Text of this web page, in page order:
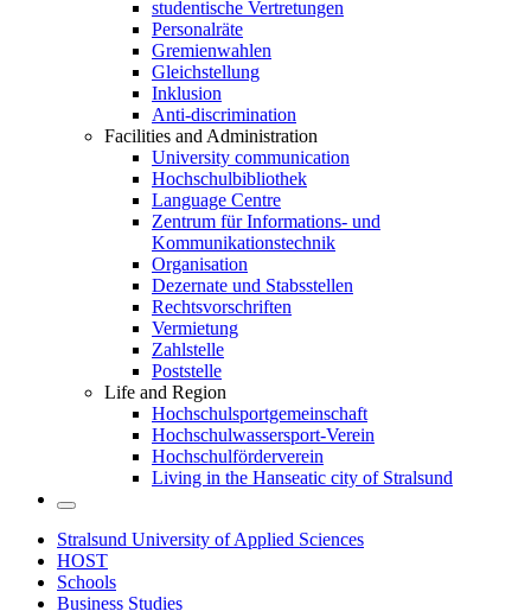
studentische Vertretungen
Personalräte
Gremienwahlen
Gleichstellung
Inklusion
Anti-discrimination
Facilities and Administration
University communication
Hochschulbibliothek
Language Centre
Zentrum für Informations- und
Kommunikationstechnik
Organisation
Dezernate und Stabsstellen
Rechtsvorschriften
Vermietung
Zahlstelle
Poststelle
Life and Region
Hochschulsportgemeinschaft
Hochschulwassersport-Verein
Hochschulförderverein
Living in the Hanseatic city of Stralsund
Stralsund University of Applied Sciences
HOST
Schools
Business Studies